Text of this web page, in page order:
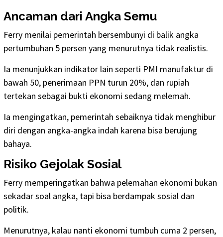
Ancaman dari Angka Semu
Ferry menilai pemerintah bersembunyi di balik angka
pertumbuhan 5 persen yang menurutnya tidak realistis.
Ia menunjukkan indikator lain seperti PMI manufaktur di
bawah 50, penerimaan PPN turun 20%, dan rupiah
tertekan sebagai bukti ekonomi sedang melemah.
Ia mengingatkan, pemerintah sebaiknya tidak menghibur
diri dengan angka-angka indah karena bisa berujung
bahaya.
Risiko Gejolak Sosial
Ferry memperingatkan bahwa pelemahan ekonomi bukan
sekadar soal angka, tapi bisa berdampak sosial dan
politik.
Menurutnya, kalau nanti ekonomi tumbuh cuma 2 persen,